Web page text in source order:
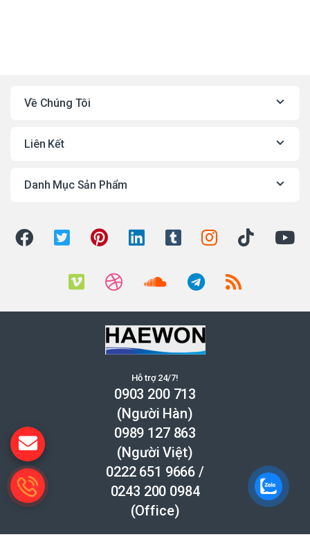
Về Chúng Tôi
Liên Kết
Danh Mục Sản Phẩm
Hỗ trợ 24/7!
0903 200 713
(Người Hàn)
0989 127 863
(Người Việt)
0222 651 9666 /
0243 200 0984
(Office)